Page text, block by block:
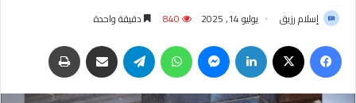
إسلام رزيق يوليو 14, 2025 840 دقيقة واحدة